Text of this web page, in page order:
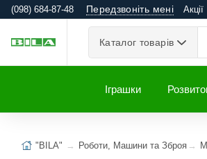
(098) 684-87-48 Передзвоніть мені Акції
Каталог товарів
Іграшки
"BILA" Роботи, Машини та Зброя